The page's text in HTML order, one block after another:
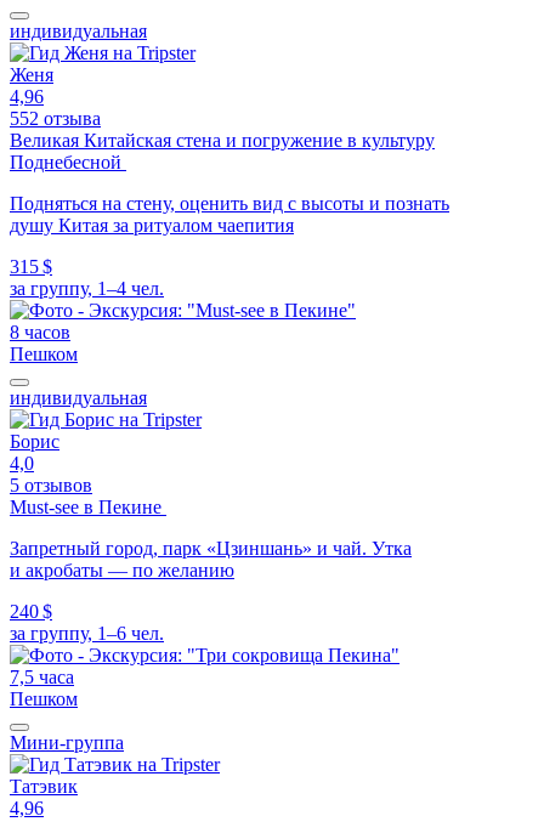
индивидуальная
Женя
4,96
552 отзыва
Великая Китайская стена и погружение в культуру
Поднебесной
Подняться на стену, оценить вид с высоты и познать
душу Китая за ритуалом чаепития
315 $
за группу, 1–4 чел.
8 часов
Пешком
индивидуальная
Борис
4,0
5 отзывов
Must-see в Пекине
Запретный город, парк «Цзиншань» и чай. Утка
и акробаты — по желанию
240 $
за группу, 1–6 чел.
7,5 часа
Пешком
Мини-группа
Татэвик
4,96